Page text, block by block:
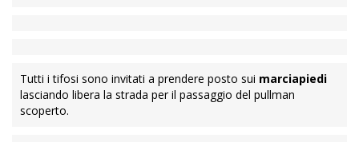
Tutti i tifosi sono invitati a prendere posto sui marciapiedi
lasciando libera la strada per il passaggio del pullman
scoperto.